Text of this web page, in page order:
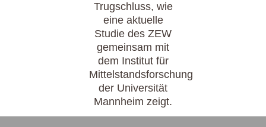
Trugschluss, wie
eine aktuelle
Studie des ZEW
gemeinsam mit
dem Institut für
Mittelstandsforschung
der Universität
Mannheim zeigt.